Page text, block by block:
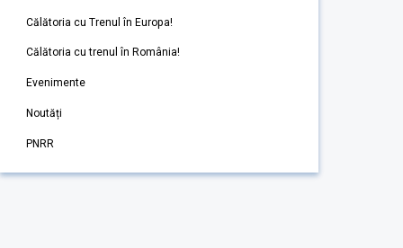
Călătoria cu Trenul în Europa!
Călătoria cu trenul în România!
Evenimente
Noutăți
PNRR